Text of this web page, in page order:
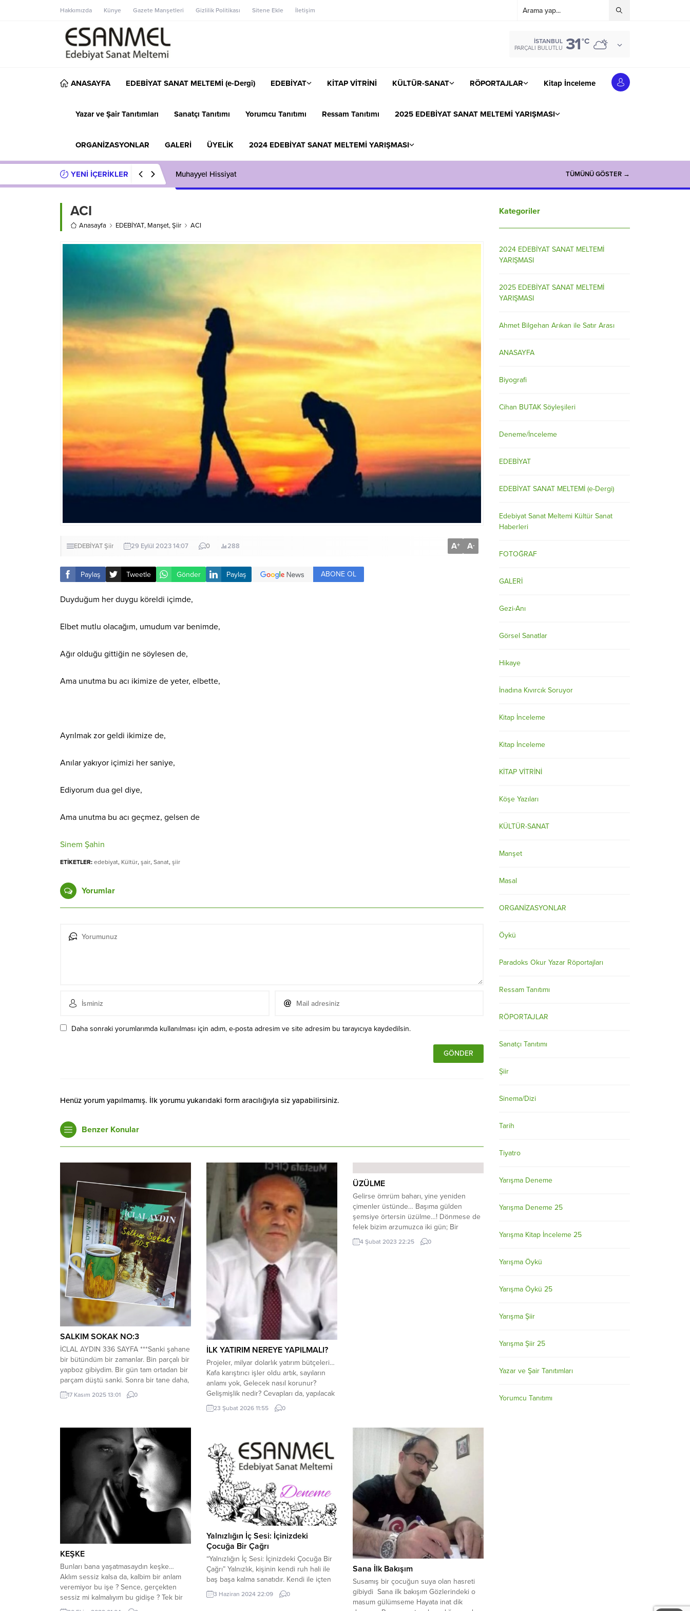
Hakkımızda Künye Gazete Manşetleri Gizlilik Politikası Sitene Ekle İletişim
İSTANBUL
PARÇALI BULUTLU 31°C
ANASAYFA EDEBİYAT SANAT MELTEMİ (e-Dergi) EDEBİYAT KİTAP VİTRİNİ KÜLTÜR-SANAT RÖPORTAJLAR Kitap İnceleme
Yazar ve Şair Tanıtımları Sanatçı Tanıtımı Yorumcu Tanıtımı Ressam Tanıtımı 2025 EDEBİYAT SANAT MELTEMİ YARIŞMASI
ORGANİZASYONLAR GALERİ ÜYELİK 2024 EDEBİYAT SANAT MELTEMİ YARIŞMASI
YENİ İÇERİKLER Muhayyel Hissiyat TÜMÜNÜ GÖSTER →
ACI
Anasayfa EDEBİYAT, Manşet,Şiir ACI
EDEBİYATŞiir 29 Eylül 2023 14:07 0 288 A+ A-
Paylaş Tweetle Gönder Paylaş ABONE OL
Duyduğum her duygu köreldi içimde,
Elbet mutlu olacağım, umudum var benimde,
Ağır olduğu gittiğin ne söylesen de,
Ama unutma bu acı ikimize de yeter, elbette,
Ayrılmak zor geldi ikimize de,
Anılar yakıyor içimizi her saniye,
Ediyorum dua gel diye,
Ama unutma bu acı geçmez, gelsen de
Sinem Şahin
ETİKETLER: edebiyat, Kültür, şair, Sanat, şiir
Yorumlar
Daha sonraki yorumlarımda kullanılması için adım, e-posta adresim ve site adresim bu tarayıcıya kaydedilsin.
Henüz yorum yapılmamış. İlk yorumu yukarıdaki form aracılığıyla siz yapabilirsiniz.
Benzer Konular
SALKIM SOKAK NO:3
İCLAL AYDIN 336 SAYFA ***Sanki şahane
bir bütündüm bir zamanlar. Bin parçalı bir
yapboz gibiydim. Bir gün tam ortadan bir
parçam düştü sanki. Sonra bir tane daha,
sonra bir başkası daha. Bir solukta
okunan, oldukça etkileyici (hele bir bölüm
17 Kasım 2025 13:01 0
İLK YATIRIM NEREYE YAPILMALI?
Projeler, milyar dolarlık yatırım bütçeleri…
Kafa karıştırıcı işler oldu artık, sayıların
anlamı yok, Gelecek nasıl korunur?
Gelişmişlik nedir? Cevapları da, yapılacak
işlerde basittir aslında! Geleceği korumak
sadece zamanın çocuklarını iyi
Bırakalım doğayı korumayı, koruyucu
önlemleri, milyarlarca yatırımları… Önce
çocukları koruyalım, insanları koruyalım,...
23 Şubat 2026 11:55 0
ÜZÜLME
Gelirse ömrüm baharı, yine yeniden
çimenler üstünde… Başıma gülden
şemsiye örtersin üzülme…! Dönmese de
felek bizim arzumuzca iki gün; Bir
kararda kalmaz devran üzülme. Ümitsiz
olma sakın ha, bilmezsin gaybın sırrını
4 Şubat 2023 22:25 0
KEŞKE
Bunları bana yaşatmasaydın keşke…
Aklım sessiz kalsa da, kalbim bir anlam
veremiyor bu işe ? Sence, gerçekten
sessiz mi kalmalıyım bu gidişe ? Tek bir
soru, beni kahreden… Seni bu kadar
Yalnızlığın İç Sesi: İçinizdeki
Çocuğa Bir Çağrı
“Yalnızlığın İç Sesi: İçinizdeki Çocuğa Bir
Çağrı” Yalnızlık, kişinin kendi ruh hali ile
baş başa kalma sanatıdır. Kendi ile içten
içe konuşmasıdır. Kelimeler gizliden
kulağına sözcükleri fısıldar durur…
3 Haziran 2024 22:09 0
Sana İlk Bakışım
Susamış bir çocuğun suya olan hasreti
gibiydi Sana ilk bakışım Gözlerindeki o
masum gülümseme Hayata inat dik
Kategoriler
2024 EDEBİYAT SANAT MELTEMİ
YARIŞMASI
2025 EDEBİYAT SANAT MELTEMİ
YARIŞMASI
Ahmet Bilgehan Arıkan ile Satır Arası
ANASAYFA
Biyografi
Cihan BUTAK Söyleşileri
Deneme/İnceleme
EDEBİYAT
EDEBİYAT SANAT MELTEMİ (e-Dergi)
Edebiyat Sanat Meltemi Kültür Sanat
Haberleri
FOTOĞRAF
GALERİ
Gezi-Anı
Görsel Sanatlar
Hikaye
İnadına Kıvırcık Soruyor
Kitap İnceleme
Kitap İnceleme
KİTAP VİTRİNİ
Köşe Yazıları
KÜLTÜR-SANAT
Manşet
Masal
ORGANİZASYONLAR
Öykü
Paradoks Okur Yazar Röportajları
Ressam Tanıtımı
RÖPORTAJLAR
Sanatçı Tanıtımı
Şiir
Sinema/Dizi
Tarih
Tiyatro
Yarışma Deneme
Yarışma Deneme 25
Yarışma Kitap İnceleme 25
Yarışma Öykü
Yarışma Öykü 25
Yarışma Şiir
Yarışma Şiir 25
Yazar ve Şair Tanıtımları
Yorumcu Tanıtımı